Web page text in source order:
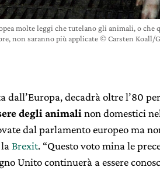
molte leggi che tutelano gli animali, o che
non saranno più applicate © Carsten Koall/
dall’Europa, decadrà oltre l’80
degli animalinon domestici
dal parlamento europeo ma
Brexit. “Questo voto mina le
Unito continuerà a essere